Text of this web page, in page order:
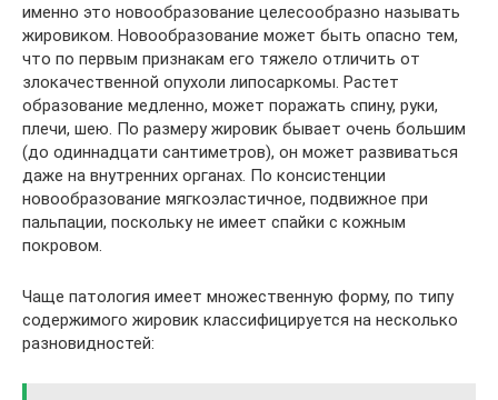
именно это новообразование целесообразно называть
жировиком. Новообразование может быть опасно тем,
что по первым признакам его тяжело отличить от
злокачественной опухоли липосаркомы. Растет
образование медленно, может поражать спину, руки,
плечи, шею. По размеру жировик бывает очень большим
(до одиннадцати сантиметров), он может развиваться
даже на внутренних органах. По консистенции
новообразование мягкоэластичное, подвижное при
пальпации, поскольку не имеет спайки с кожным
покровом.
Чаще патология имеет множественную форму, по типу
содержимого жировик классифицируется на несколько
разновидностей: